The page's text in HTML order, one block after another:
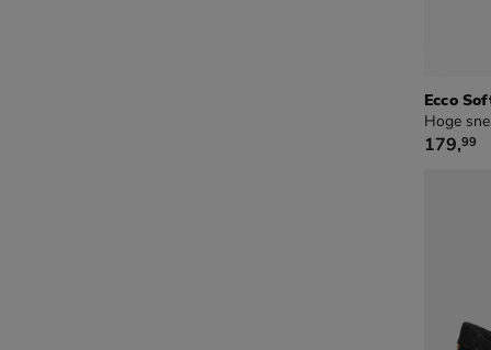
Ecco
Hoge
€ 179,99
179,99